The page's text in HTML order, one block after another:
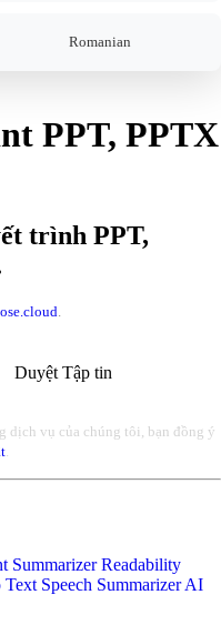
Romanian
PPT, PPTX
trình PPT,
Duyệt Tập tin
dịch vụ của chúng tôi, bạn đồng ý
Summarizer Readability
Text Speech Summarizer AI